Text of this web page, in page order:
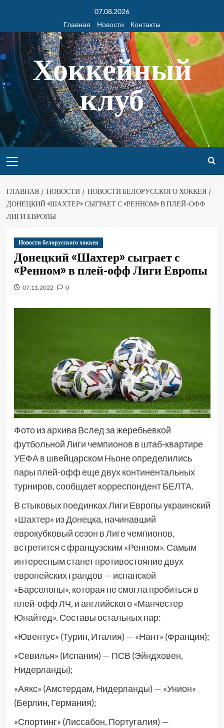
07.08.2026
Главная
Новости Контакты
Хоккейный
клуб
ГЛАВНАЯ НОВОСТИ
НОВОСТИ БЕЛОРУССКОГО ХОККЕЯ
ДОНЕЦКИЙ «ШАХТЕР» СЫГРАЕТ С «РЕННОМ» В ПЛЕЙ-ОФФ
ЛИГИ ЕВРОПЫ
Новости белорусского хоккея
Донецкий «Шахтер» сыграет с
«Ренном» в плей-офф Лиги Европы
07.11.2022 0
Фото из архива Вслед за жеребьевкой
футбольной Лиги чемпионов в штаб-квартире
УЕФА в швейцарском Ньоне определились
пары плей-офф еще двух континентальных
турниров, сообщает корреспондент БЕЛТА.
В стыковых поединках Лиги Европы украинский
«Шахтер» из Донецка, начинавший
еврокубковый сезон в Лиге чемпионов,
встретится с французским «Ренном». Самым
интересным станет противостояние двух
европейских грандов — испанской
«Барселоны», которая не смогла пробиться в
плей-офф ЛЧ, и английского «Манчестер
Юнайтед». Составы остальных пар:
«Ювентус» (Турин, Италия) — «Нант» (Франция);
«Севилья» (Испания) — ПСВ (Эйндховен,
Нидерланды);
«Аякс» (Амстердам, Нидерланды) — «Унион»
(Берлин, Германия);
«Спортинг» (Лиссабон, Португалия) —